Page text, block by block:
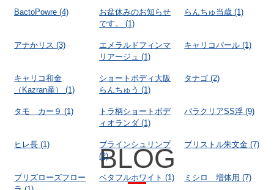
BLOG
BactoPowre (4)
お盆休みのお知らせ
です。
(1)
らんちゅ当歳 (1)
アナかリス (3)
エメラルドフィンマ
リアージュ (1)
キャリコパール (1)
キャリコ和金
（Kazran産）
(1)
ショートボディ大阪
らんちゅう (1)
タナゴ (2)
タモ カー９ (1)
トラ柄ショートボデ
ィオランダ (1)
パラクリアSS浮 (9)
ヒレ長 (1)
ブラインシュリンプ
(2)
ブリストル朱文金 (7)
プリズローズフロー
ベタフルホワイト (1) ミシロ 増体用 (7)